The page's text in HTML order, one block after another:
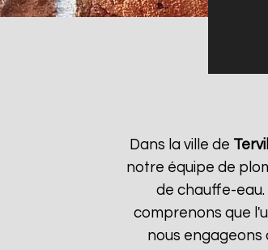
Dans la ville de
notre équipe de
de chauffe-
comprenons que
nous engageons